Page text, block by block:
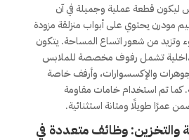
ليكون قطعة عملية وجميلة في آن
مودرن يحتوي على أبواب منزلقة مزودة
وتزيد من شعور اتساع المساحة. يتكون
تشمل رفوف مخصصة للملابس
والإكسسوارات، وأرفف خاصة
كما تم استخدام خامات مقاومة
عمرًا طويلًا ومتانة استثنائية.
والتخزين: وظائف متعددة في